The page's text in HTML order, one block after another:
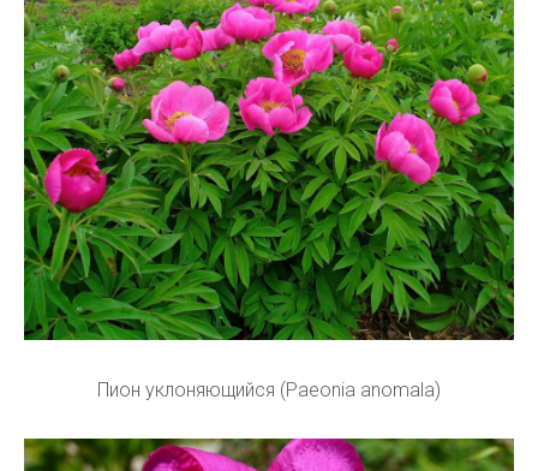
Пион уклоняющийся (Paeonia anomala)